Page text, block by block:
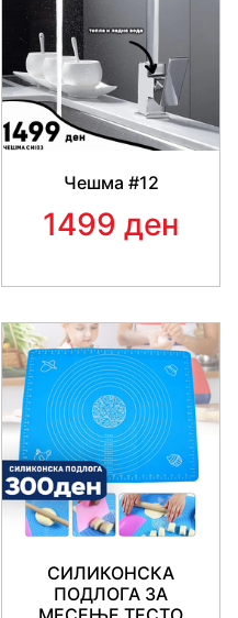
Чешма #12
1499 ден
СИЛИКОНСКА
ПОДЛОГА ЗА